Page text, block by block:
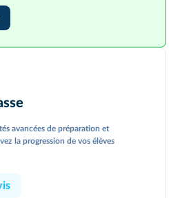
avancées de préparation et
la progression de vos élèves